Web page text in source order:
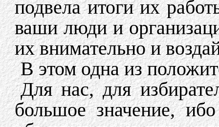
подвела итоги их
ваши люди и
их внимательно и
В этом одна из
Для нас, для
большое значение,